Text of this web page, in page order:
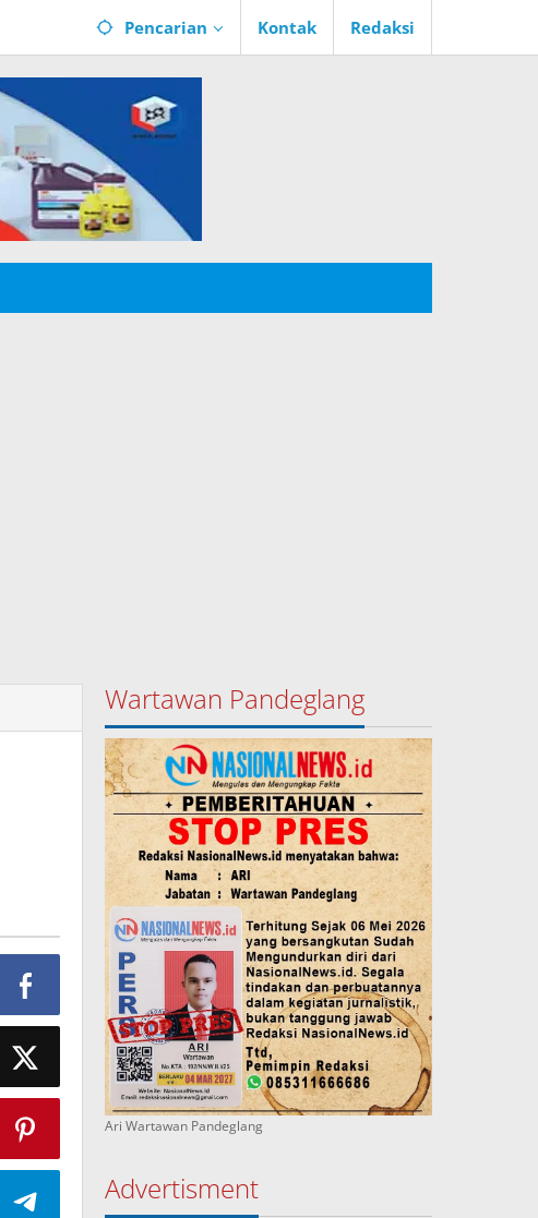
Pencarian Kontak Redaksi
Wartawan Pandeglang
Ari Wartawan Pandeglang
Advertisment